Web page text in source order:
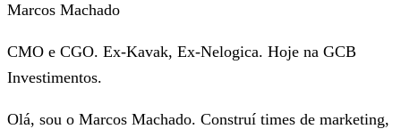
Marcos Machado
CMO e CGO. Ex-Kavak, Ex-Nelogica. Hoje na GCB
Investimentos.
Olá, sou o Marcos Machado. Construí times de marketing,